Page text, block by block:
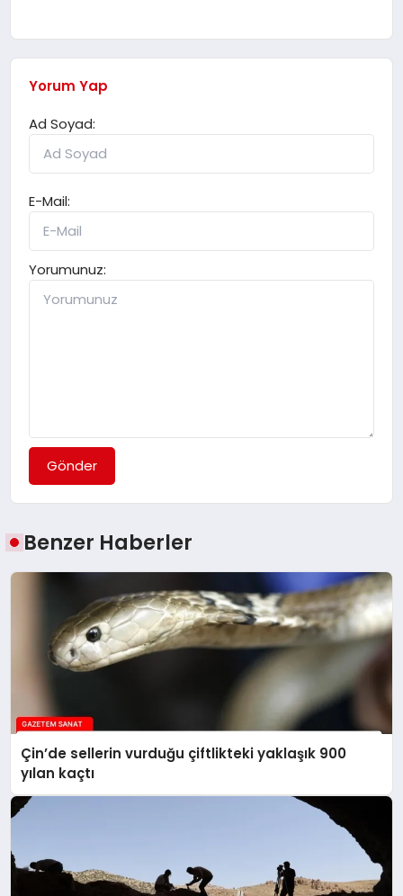
Yorum Yap
Ad Soyad:
E-Mail:
Yorumunuz:
Gönder
Benzer Haberler
Çin’de sellerin vurduğu çiftlikteki yaklaşık 900
yılan kaçtı